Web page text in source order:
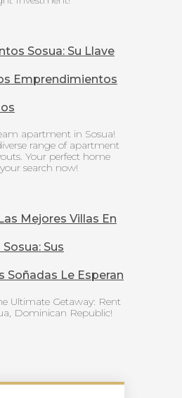
Sosua: Su Llave
Emprendimientos
apartment in Sosua!
range of apartment
Your perfect home
search now!
Mejores Villas En
Sus
Soñadas Le Esperan
Ultimate Getaway: Rent
Dominican Republic!